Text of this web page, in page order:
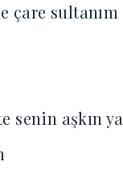
çare
senin aşkın